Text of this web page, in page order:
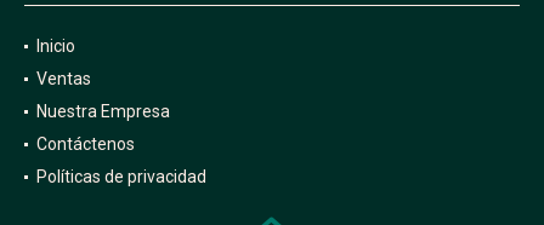
Inicio
Ventas
Nuestra Empresa
Contáctenos
Políticas de privacidad